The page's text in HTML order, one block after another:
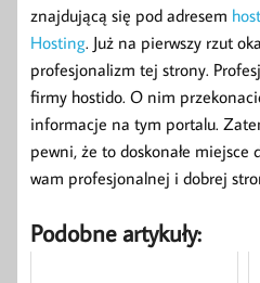
znajdującą się pod adresem
Hosting. Już na pierwszy rzut
profesjonalizm tej strony.
firmy hostido. O nim
informacje na tym portalu.
pewni, że to doskonałe miejsce
wam profesjonalnej i dobrej
Podobne artykuły: